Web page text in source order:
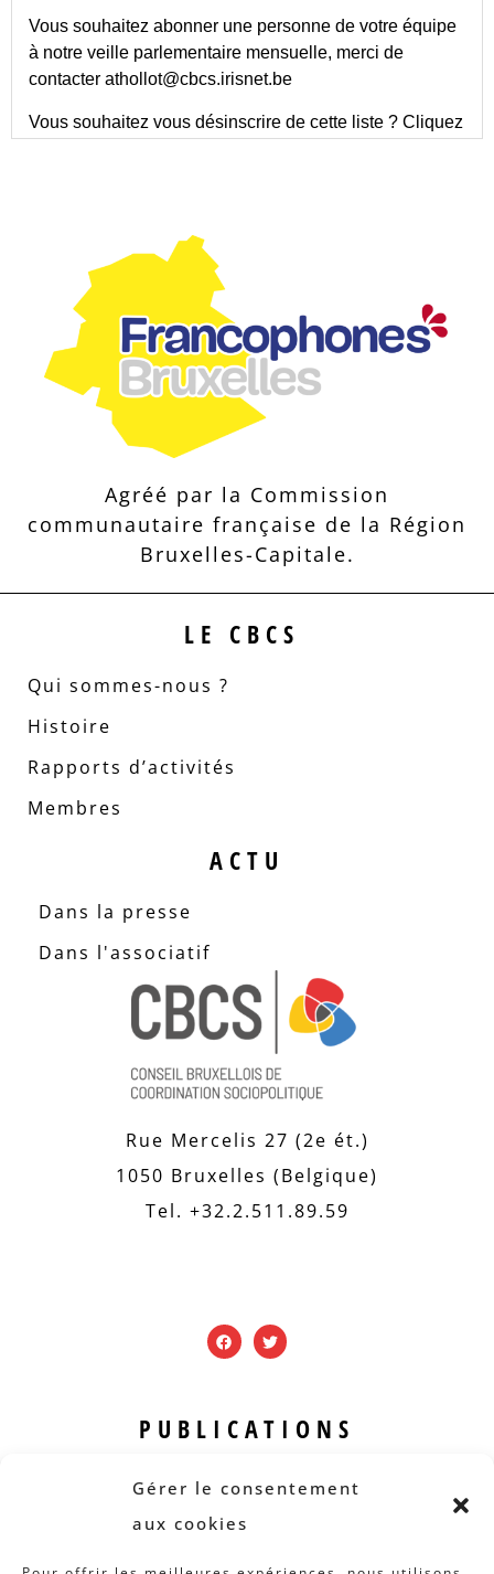
Gérer le consentement
aux cookies
Agréé par la Commission
communautaire française de la Région
Bruxelles-Capitale.
LE CBCS
Qui sommes-nous ?
Histoire
Rapports d’activités
Membres
ACTU
Dans la presse
Dans l'associatif
Rue Mercelis 27 (2e ét.)
1050 Bruxelles (Belgique)
Tel. +32.2.511.89.59
PUBLICATIONS
Revue B.I.S.
Rapports et analyses
Articles